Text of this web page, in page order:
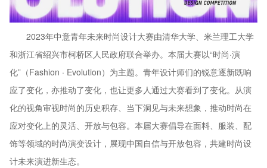
2023年中意青年未来时尚设计大赛由清华大学、米兰理工大学
和浙江省绍兴市柯桥区人民政府联合举办。本届大赛以“时尚·演
化”（Fashion · Evolution）为主题。青年设计师们的锐意逐新既响
应了变化，亦推动了变化，也让更多人通过大赛看到了变化。从演
化的视角审视时尚的历史积存、当下洞见与未来想象，推动时尚在
应对变化上的灵活、开放与包容。本届大赛倡导在面料、服装、配
饰等领域的时尚演变设计，展现中国自信与开放包容，共建时尚设
计未来演进新生态。